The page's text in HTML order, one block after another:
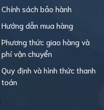
Chính sách bảo hành
Hướng dẫn mua hàng
Phương thức giao hàng và
phí vận chuyển
Quy định và hình thức thanh
toán